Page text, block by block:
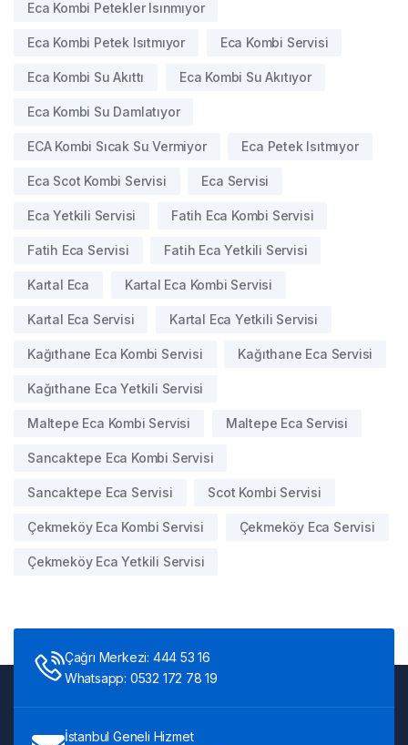
Eca Kombi Petekler Isınmıyor
Eca Kombi Petek Isıtmıyor Eca Kombi Servisi
Eca Kombi Su Akıttı Eca Kombi Su Akıtıyor
Eca Kombi Su Damlatıyor
ECA Kombi Sıcak Su Vermiyor Eca Petek Isıtmıyor
Eca Scot Kombi Servisi Eca Servisi
Eca Yetkili Servisi Fatih Eca Kombi Servisi
Fatih Eca Servisi Fatih Eca Yetkili Servisi
Kartal Eca Kartal Eca Kombi Servisi
Kartal Eca Servisi Kartal Eca Yetkili Servisi
Kağıthane Eca Kombi Servisi Kağıthane Eca Servisi
Kağıthane Eca Yetkili Servisi
Maltepe Eca Kombi Servisi Maltepe Eca Servisi
Sancaktepe Eca Kombi Servisi
Sancaktepe Eca Servisi Scot Kombi Servisi
Çekmeköy Eca Kombi Servisi Çekmeköy Eca Servisi
Çekmeköy Eca Yetkili Servisi
Çağrı Merkezi: 444 53 16
Whatsapp: 0532 172 78 19
İstanbul Geneli Hizmet